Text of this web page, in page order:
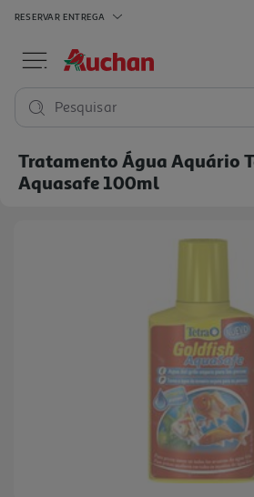
RESERVAR ENTREGA
Pesquisar
Tratamento Água Aquário
Aquasafe 100ml